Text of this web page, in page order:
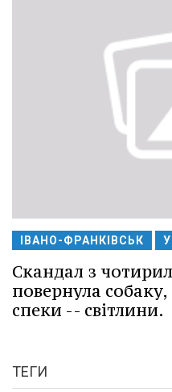
ІВАНО-ФРАНКІВСЬК
Скандал з
повернула
спеки -- світлини.
ТЕГИ